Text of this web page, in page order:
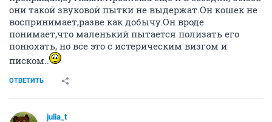
они такой звуковой пытки не выдержат.Он кошек не
воспринимает,разве как добычу.Он вроде
понимает,что маленький пытается полизать его
понюхать, но все это с истерическим визгом и
писком..
ОТВЕТИТЬ
julia_t